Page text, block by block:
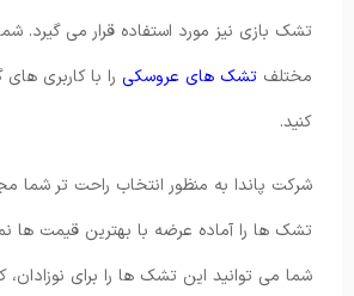
تشک بازی نیز مورد استفاده قرار می گیرد.
مختلف تشک های عروسکی را با کاربری
کنید.
شرکت پاندا به منظور انتخاب راحت تر شما
تشک ها را آماده عرضه با بهترین قیمت ها
شما می‌ توانید این تشک ها را برای